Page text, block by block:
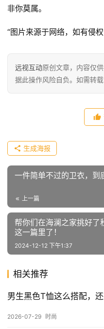
非你莫属。
“图片来源于网络，如有侵
远视互动原创文章，内容仅
据此操作风险自负。如需转载
生成海报
一件简单不过的卫衣，到
上一篇
帮你们在海澜之家挑好了
这一篇里了！
2024-12-12 下午1:37
相关推荐
男生黑色T恤这么搭配，
2026-07-29 时尚